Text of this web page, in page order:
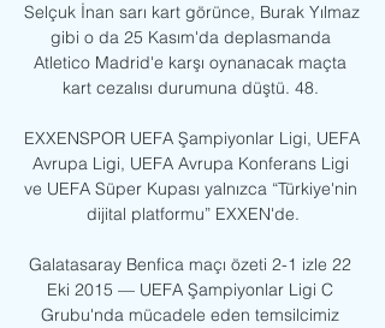
Selçuk İnan sarı kart görünce, Burak Yılmaz
gibi o da 25 Kasım'da deplasmanda
Atletico Madrid'e karşı oynanacak maçta
kart cezalısı durumuna düştü. 48.
EXXENSPOR UEFA Şampiyonlar Ligi, UEFA
Avrupa Ligi, UEFA Avrupa Konferans Ligi
ve UEFA Süper Kupası yalnızca “Türkiye'nin
dijital platformu” EXXEN'de.
Galatasaray Benfica maçı özeti 2-1 izle 22
Eki 2015 — UEFA Şampiyonlar Ligi C
Grubu'nda mücadele eden temsilcimiz